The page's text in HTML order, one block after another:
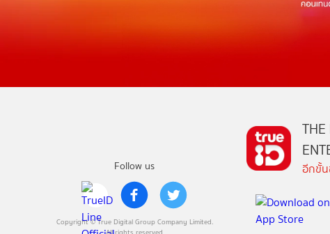
Follow us
Copyright © True Digital Group Company Limited.
อีกขั้น